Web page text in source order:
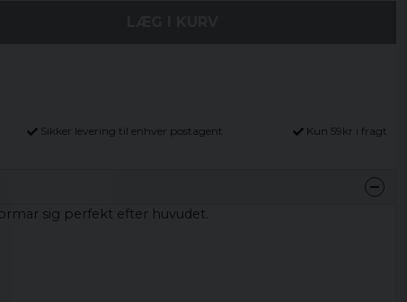
Sikker levering til enhver postagent Kun 59kr i fragt
sig perfekt efter huvudet.